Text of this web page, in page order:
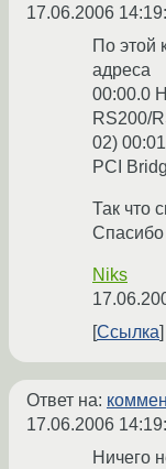
17.06.2006
По этой
адреса
00:00.0
RS200/
02)
PCI
Так что
Спасибо
Niks
Ссылка
Ответ на:
17.06.2006
Ничего